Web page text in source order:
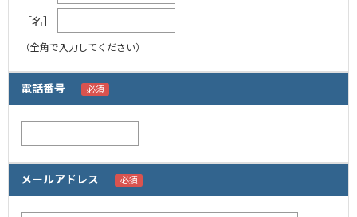
［名］
（全角で入力してください）
電話番号
メールアドレス